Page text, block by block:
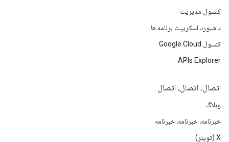
کنسول مدیریت
داشبورد اسکریپت برنامه ها
کنسول Google Cloud
APIs Explorer
اتصال، اتصال، اتصال
وبلاگ
خبرنامه، خبرنامه، خبرنامه
X (تویتر)